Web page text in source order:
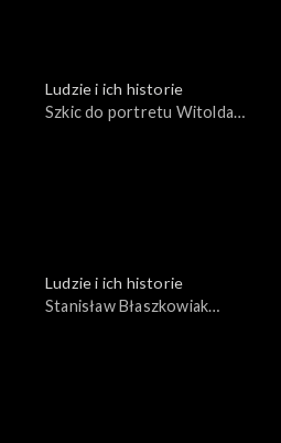
Ludzie i ich historie
Szkic do portretu Witolda
Ludzie i ich historie
Stanisław Błaszkowiak